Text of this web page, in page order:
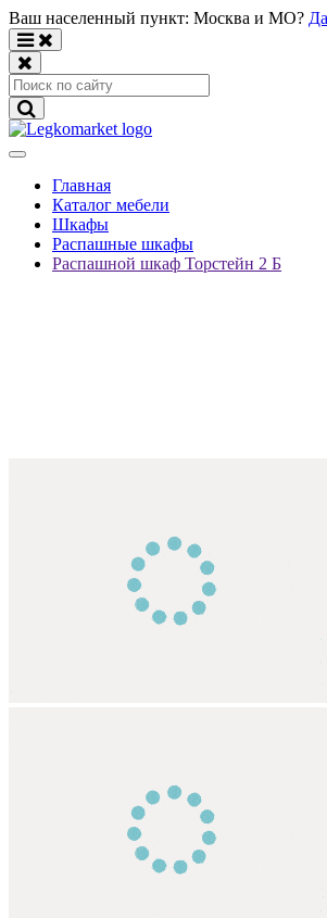
Ваш населенный пункт: Москва и МО? Да
Главная
Каталог мебели
Шкафы
Распашные шкафы
Распашной шкаф Торстейн 2 Б